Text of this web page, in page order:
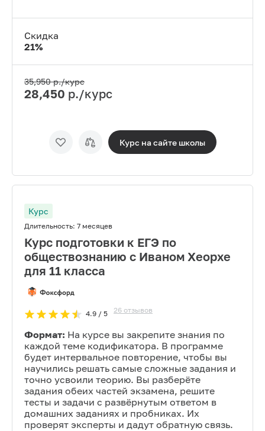
Скидка
21%
35,950р./курс
28,450 р./курс
Курс на сайте школы
Курс
Длительность: 7 месяцев
Курс подготовки к ЕГЭ по
обществознанию с Иваном Хеорхе
для 11 класса
4.9/ 5 26 отзывов
Формат: На курсе вы закрепите знания по
каждой теме кодификатора. В программе
будет интервальное повторение, чтобы вы
научились решать самые сложные задания и
точно усвоили теорию. Вы разберёте
задания обеих частей экзамена, решите
тесты и задачи с развёрнутым ответом в
домашних заданиях и пробниках. Их
проверят эксперты и дадут обратную связь.